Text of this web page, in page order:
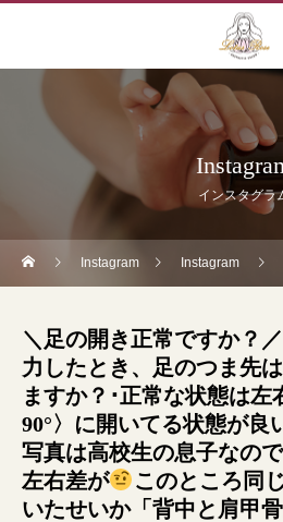
インスタグラ
Instagram Instagram
＼足の開き正常ですか？
力したとき、足のつま先
ますか？･正常な状態は左
90°〉に開いてる状態が良
写真は高校生の息子なの
左右差が
このところ同
いたせいか「背中と肩甲